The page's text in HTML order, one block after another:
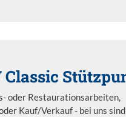
oder Restaurationsarbeiten,
Kauf/Verkauf - bei uns